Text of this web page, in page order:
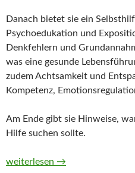
Danach bietet sie ein
Psychoedukation und
Denkfehlern und
was eine gesunde
zudem Achtsamkeit und
Kompetenz,
Am Ende gibt sie Hinweise,
Hilfe suchen sollte.
Soziale Phobie – die
weiterlesen →